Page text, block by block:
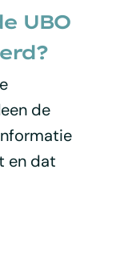
UBO
de
en dat